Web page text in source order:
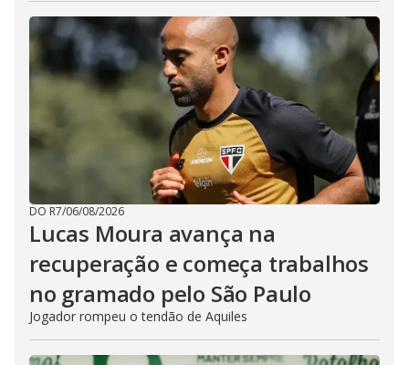
DO R7/06/08/2026
Lucas Moura avança na
recuperação e começa trabalhos
no gramado pelo São Paulo
Jogador rompeu o tendão de Aquiles